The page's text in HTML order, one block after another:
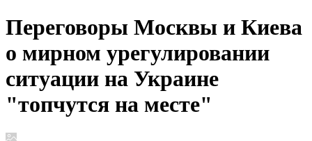
Переговоры Москвы и Киева
о мирном урегулировании
ситуации на Украине
"топчутся на месте"